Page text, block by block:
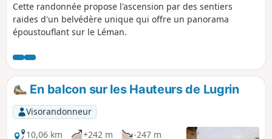
Cette randonnée propose l'ascension par des sentiers
raides d'un belvédère unique qui offre un panorama
époustouflant sur le Léman.
En balcon sur les Hauteurs de Lugrin
Visorandonneur
10,06 km
+242 m
-247 m